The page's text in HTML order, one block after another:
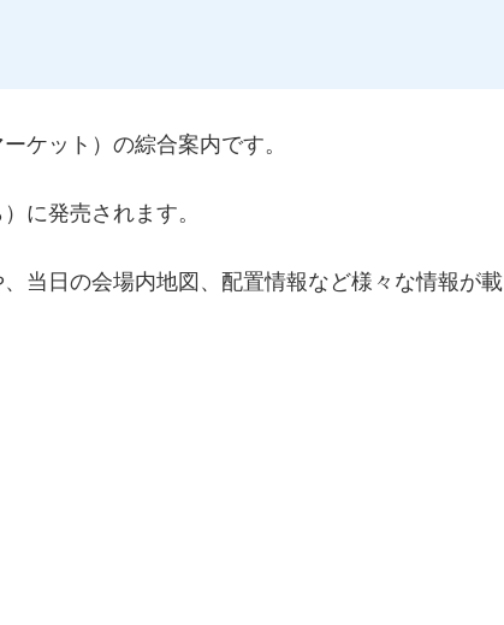
ケット）の綜合案内です。
に発売されます。
当日の会場内地図、配置情報など様々な情報が載